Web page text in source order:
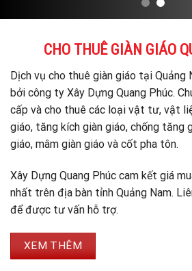
CHO THUÊ GIÀN GIÁO
Dịch vụ cho thuê giàn giáo tại Quảng
bởi công ty Xây Dựng Quang Phúc.
cấp và cho thuê các loại vật tư, vật
giáo, tăng kích giàn giáo, chống tăng
giáo, mâm giàn giáo và cốt pha tôn.
Xây Dựng Quang Phúc cam kết giá
nhất trên địa bàn tỉnh Quảng Nam.
để được tư vấn hỗ trợ.
XEM THÊM